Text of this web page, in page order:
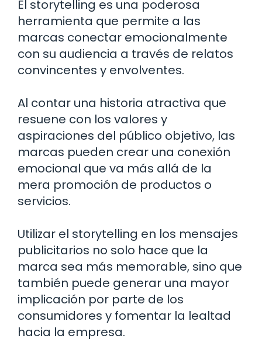
El storytelling es una poderosa
herramienta que permite a las
marcas conectar emocionalmente
con su audiencia a través de relatos
convincentes y envolventes.
Al contar una historia atractiva que
resuene con los valores y
aspiraciones del público objetivo, las
marcas pueden crear una conexión
emocional que va más allá de la
mera promoción de productos o
servicios.
Utilizar el storytelling en los mensajes
publicitarios no solo hace que la
marca sea más memorable, sino que
también puede generar una mayor
implicación por parte de los
consumidores y fomentar la lealtad
hacia la empresa.